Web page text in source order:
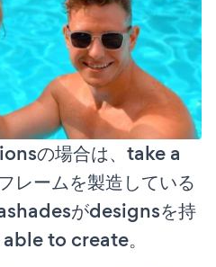
の場合は、take a
レームを製造している
がdesignsを持
to create。